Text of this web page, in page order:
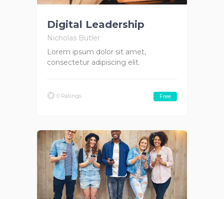
Digital Leadership
Nicholas Butler
Lorem ipsum dolor sit amet,
consectetur adipiscing elit.
0 Ratings Free